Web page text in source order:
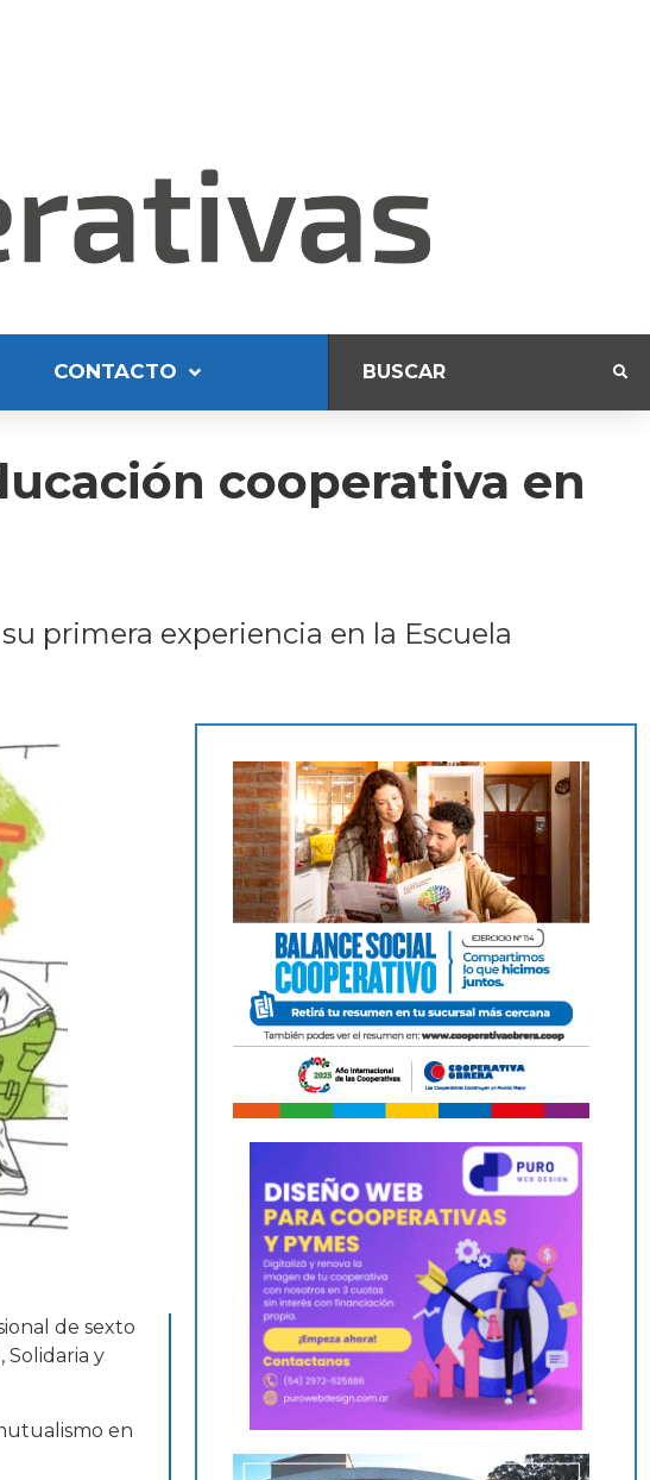
CONTACTO
cooperativa en
primera experiencia en la Escuela
de sexto
Solidaria y
en